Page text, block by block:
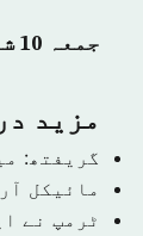
جمعہ 10 شوال المکرم 1440 ہجری – 14 جون 2019ء – شمارہ نمبر [14808]
مزید
گریفتھ:
مائیکل
ٹرمپ نے